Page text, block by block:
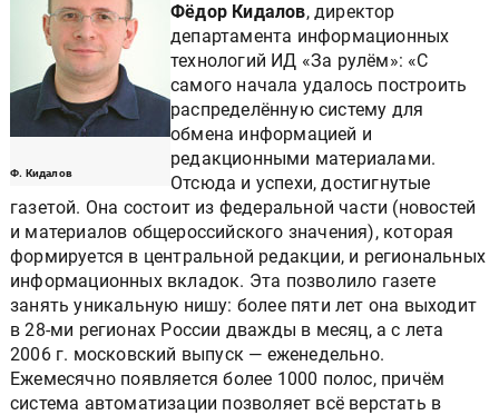
Ф. Кидалов
Фёдор Кидалов, директор
департамента информационных
технологий ИД «За рулём»: «С
самого начала удалось построить
распределённую систему для
обмена информацией и
редакционными материалами.
Отсюда и успехи, достигнутые
газетой. Она состоит из федеральной части (новостей
и материалов общероссийского значения), которая
формируется в центральной редакции, и региональных
информационных вкладок. Эта позволило газете
занять уникальную нишу: более пяти лет она выходит
в 28-ми регионах России дважды в месяц, а с лета
2006 г. московский выпуск — еженедельно.
Ежемесячно появляется более 1000 полос, причём
система автоматизации позволяет всё верстать в